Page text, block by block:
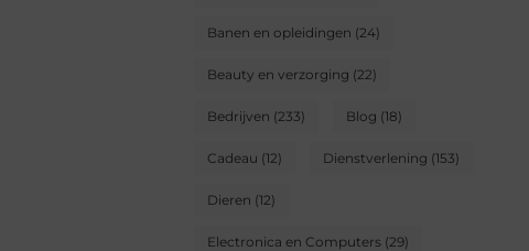
Banen en opleidingen (24)
Beauty en verzorging (22)
Bedrijven (233) Blog (18)
Cadeau (12) Dienstverlening (153)
Dieren (12)
Electronica en Computers (29)